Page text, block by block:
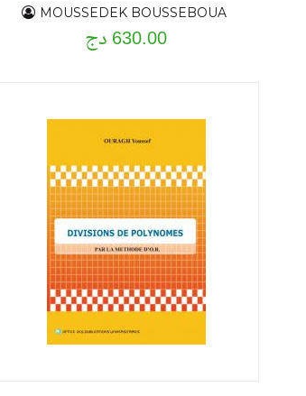
problèmes résolus avec rappel
de cours - T1
MOUSSEDEK BOUSSEBOUA
630.00 دج